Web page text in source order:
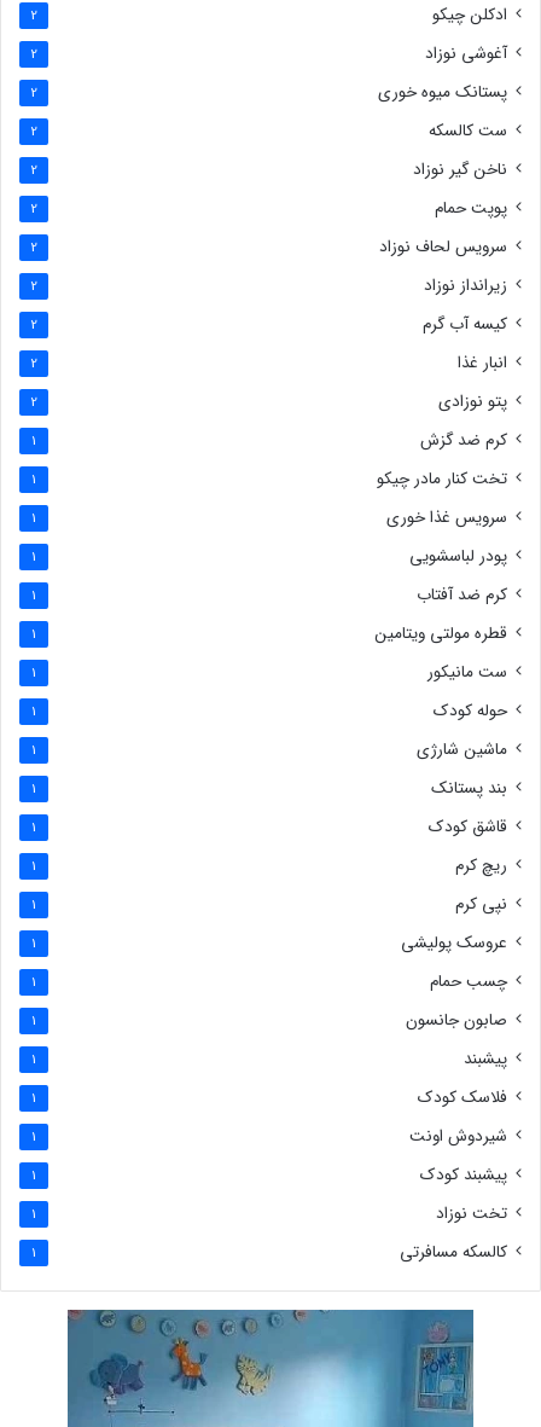
ادکلن چیکو 2
آغوشی نوزاد 2
پستانک میوه خوری 2
ست کالسکه 2
ناخن گیر نوزاد 2
پوپت حمام 2
سرویس لحاف نوزاد 2
زیرانداز نوزاد 2
کیسه آب گرم 2
انبار غذا 2
پتو نوزادی 2
کرم ضد گزش 1
تخت کنار مادر چیکو 1
سرویس غذا خوری 1
پودر لباسشویی 1
کرم ضد آفتاب 1
قطره مولتی ویتامین 1
ست مانیکور 1
حوله کودک 1
ماشین شارژی 1
بند پستانک 1
قاشق کودک 1
ریچ کرم 1
نپی کرم 1
عروسک پولیشی 1
چسب حمام 1
صابون جانسون 1
پیشبند 1
فلاسک کودک 1
شیردوش اونت 1
پیشبند کودک 1
تخت نوزاد 1
کالسکه مسافرتی 1